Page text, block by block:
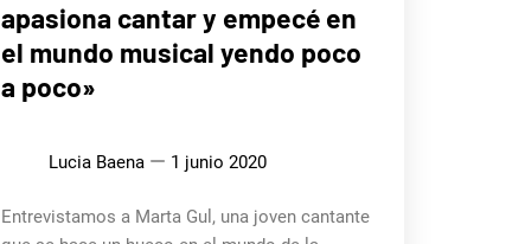
apasiona cantar y empecé en
el mundo musical yendo poco
a poco»
Lucia Baena 1 junio 2020
Entrevistamos a Marta Gul, una joven cantante